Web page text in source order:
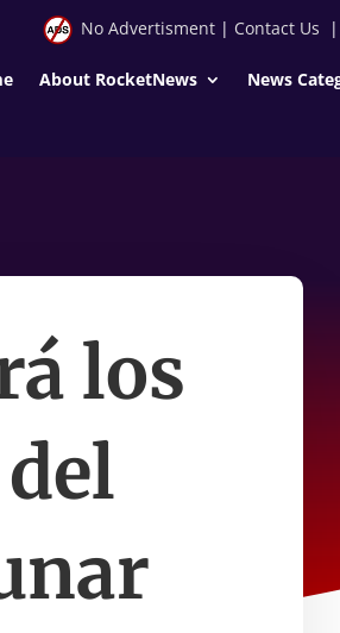
No Advertisment| Contact Us |
About RocketNews News
los